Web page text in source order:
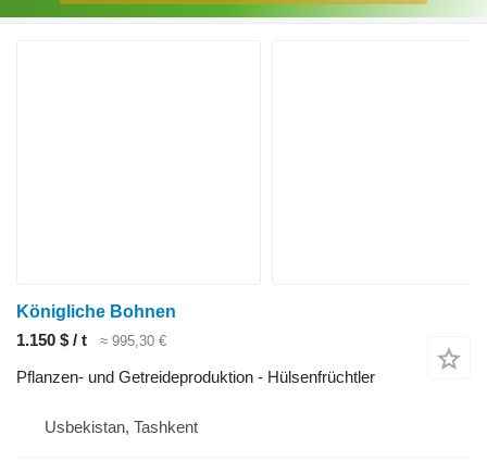
Königliche Bohnen
1.150 $ / t
≈ 995,30 €
Pflanzen- und Getreideproduktion - Hülsenfrüchtler
Usbekistan, Tashkent